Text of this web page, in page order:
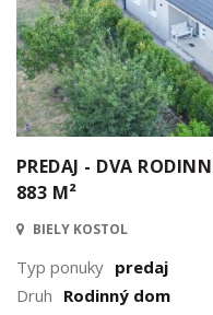
PREDAJ - DVA
883 M²
BIELY KOSTOL
Typ ponuky predaj
Druh Rodinný dom